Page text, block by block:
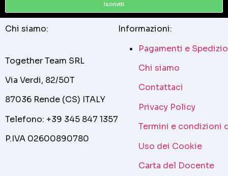
Iscriviti
Chi siamo:
Together Team SRL
Via Verdi, 82/50T
87036 Rende (CS) ITALY
Telefono: +39 345 847 1357
P.IVA 02600890780
Informazioni:
Pagamenti e
Chi siamo
Contattaci
Privacy Policy
Termini e condizioni
Uso dei Cookie
Carta del Docente